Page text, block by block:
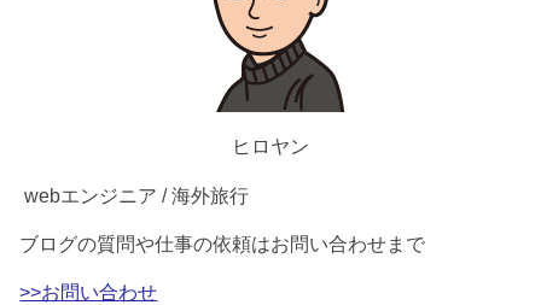
ヒロヤン
webエンジニア / 海外旅行
ブログの質問や仕事の依頼はお問い合わせまで
>>お問い合わせ